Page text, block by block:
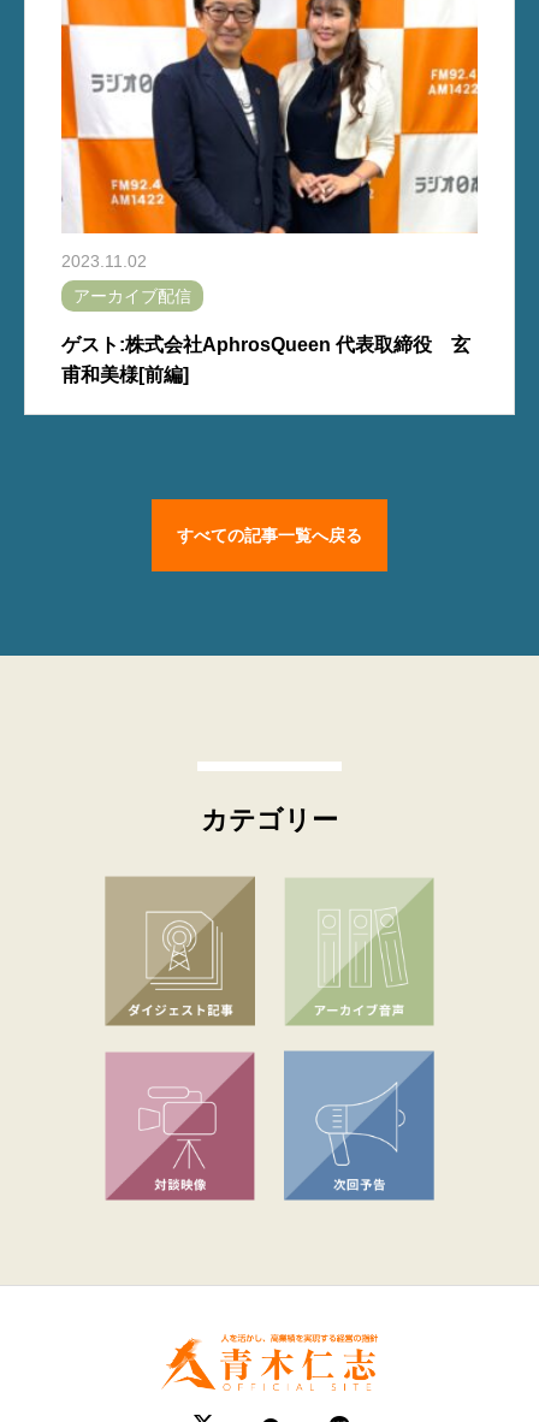
2023.11.02
アーカイブ配信
ゲスト:株式会社AphrosQueen 代表取締役 玄
甫和美様[前編]
すべての記事一覧へ戻る
カテゴリー